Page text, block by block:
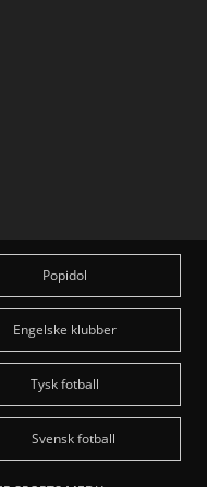
Popidol
Engelske klubber
Tysk fotball
Svensk fotball